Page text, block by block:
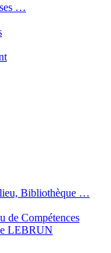
…
Bibliothèque …
de Compétences
LEBRUN